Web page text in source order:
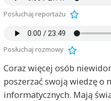
Posłuchaj reportażu
Posłuchaj rozmowy
Coraz więcej osób
poszerzać swoją wiedzę o
informatycznych. Mają